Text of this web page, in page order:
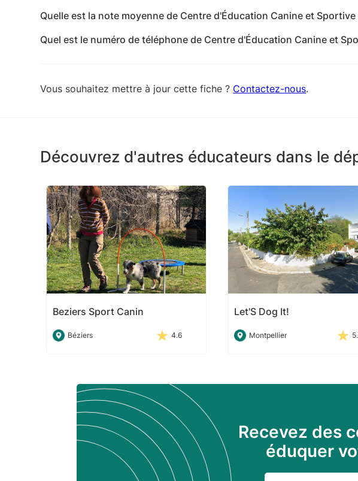
L'adresse de Centre d'Éducation Canine et Sportive est Rue du Four
d'Orques - Hérault
Quelle est la note moyenne de Centre d'Éducation Canine et Sportive
Centre d'Éducation Canine et Sportive a reçu 18 avis pour une note
Quel est le numéro de téléphone de Centre d'Éducation Canine et
Vous souhaitez mettre à jour cette fiche ? Contactez-nous.
Découvrez d'autres éducateurs dans le
Beziers Sport Canin
Béziers 4.6
Let'S Dog It!
Montpellier
Recevez des
éduquer